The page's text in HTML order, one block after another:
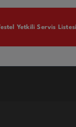
Yetkili Servis Listesi